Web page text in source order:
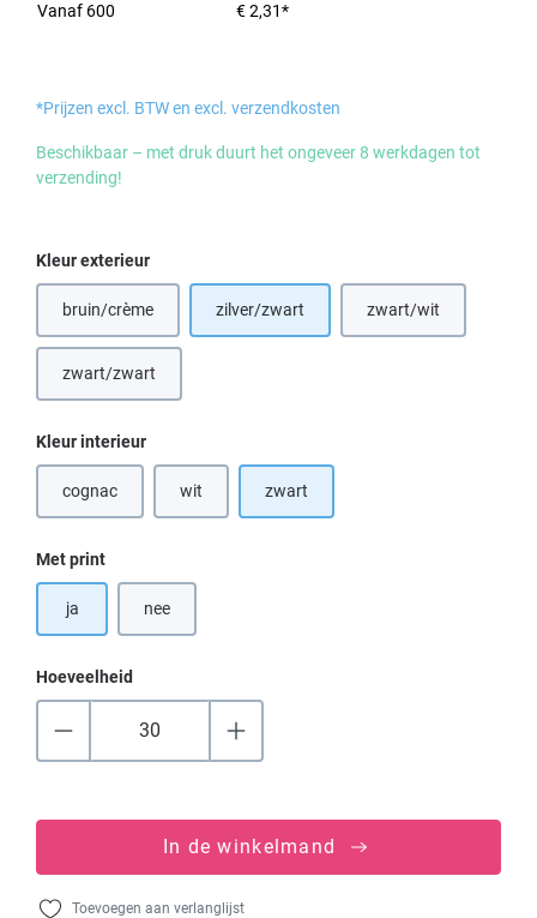
Vanaf 600 € 2,31*
*Prijzen excl. BTW en excl. verzendkosten
Beschikbaar – met druk duurt het ongeveer 8 werkdagen tot
verzending!
Selecteer
Kleur exterieur
bruin/crème(Deze optie is momenteel niet beschikbaar.)
zilver/zwart zwart/wit(Deze optie is
zwart/zwart
Selecteer
Kleur interieur
cognac(Deze optie is momenteel niet beschikbaar.)
wit(Deze optie is momenteel niet beschikbaar.)
zwart
Selecteer
Met print
ja nee
Hoeveelheid
In de winkelmand
Toevoegen aan verlanglijst